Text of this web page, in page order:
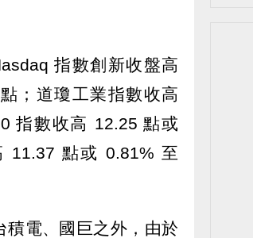
指數創新收盤高
；道瓊工業指數收高
指數收高 12.25 點或
11.37 點或 0.81% 至
積電、國巨之外，由於